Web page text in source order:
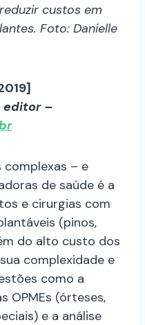
custos em
Foto: Danielle
editor –
complexas – e
de saúde é a
e cirurgias com
(pinos,
do alto custo dos
complexidade e
como a
OPMEs (órteses,
e a análise